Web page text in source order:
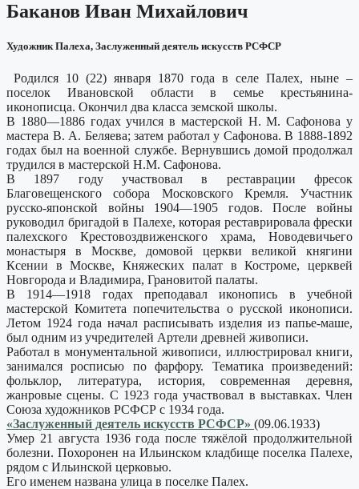
Баканов Иван Михайлович
Художник Палеха, Заслуженный деятель искусств РСФСР
Родился 10 (22) января 1870 года в селе Палех, ныне –
поселок Ивановской области в семье крестьянина-
иконописца. Окончил два класса земской школы.
В 1880—1886 годах учился в мастерской Н. М. Сафонова у
мастера В. А. Беляева; затем работал у Сафонова. В 1888-1892
годах был на военной службе. Вернувшись домой продолжал
трудился в мастерской Н.М. Сафонова.
В 1897 году участвовал в реставрации фресок
Благовещенского собора Московского Кремля. Участник
русско-японской войны 1904—1905 годов. После войны
руководил бригадой в Палехе, которая реставрировала фрески
палехского Крестовоздвиженского храма, Новодевичьего
монастыря в Москве, домовой церкви великой княгини
Ксении в Москве, Княжеских палат в Костроме, церквей
Новгорода и Владимира, Грановитой палаты.
В 1914—1918 годах преподавал иконопись в учебной
мастерской Комитета попечительства о русской иконописи.
Летом 1924 года начал расписывать изделия из папье-маше,
был одним из учредителей Артели древней живописи.
Работал в монументальной живописи, иллюстрировал книги,
занимался росписью по фарфору. Тематика произведений:
фольклор, литература, история, современная деревня,
жанровые сцены. С 1923 года участвовал в выставках. Член
Союза художников РСФСР с 1934 года.
«Заслуженный деятель искусств РСФСР» (09.06.1933)
Умер 21 августа 1936 года после тяжёлой продолжительной
болезни. Похоронен на Ильинском кладбище поселка Палехе,
рядом с Ильинской церковью.
Его именем названа улица в поселке Палех.